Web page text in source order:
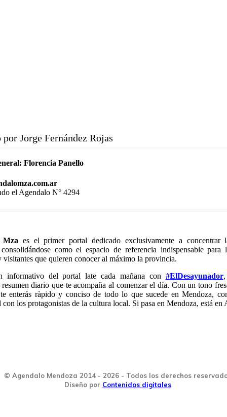
por Jorge Fernández Rojas
Florencia Panello
el Agendalo N° 4294
Mza es el primer portal dedicado exclusivamente a concentrar
como el espacio de referencia indispensable para
visitantes que quieren conocer al máximo la provincia.
informativo del portal late cada mañana con #ElDesayunador,
diario que te acompaña al comenzar el día. Con un tono
enterás ràpido y conciso de todo lo que sucede en Mendoza,
con los protagonistas de la cultura local. Si pasa en Mendoza, está en
© Agendalo Mendoza 2014 - 2026 - Todos los derechos
Diseño por Contenidos digitales